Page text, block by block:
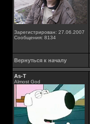
Зарегистрирован: 27.06.2007
Сообщения: 8134
Вернуться к началу
As-T
Almost God